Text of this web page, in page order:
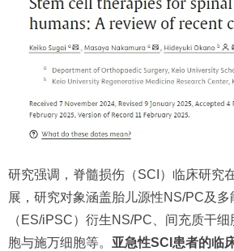
研究强调，脊髓损伤（SCI）临床研究
展，研究对象涵盖胎儿源性NS/PC及多
（ES/iPSC）衍生NS/PC、间充质干
胞与施万细胞等。 亚急性SCI患者的临